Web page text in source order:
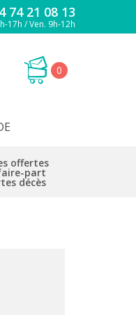
74 21 08 13
17h / Ven. 9h-12h
0
offertes
part
décès